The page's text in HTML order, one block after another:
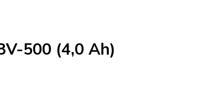
500 (4,0 Ah)